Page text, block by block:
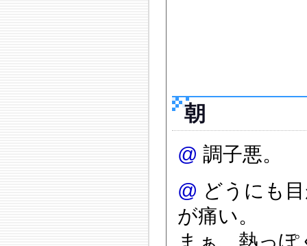
朝
@ 調子悪。
@ どうにも
が痛い。
まぁ、熱っ